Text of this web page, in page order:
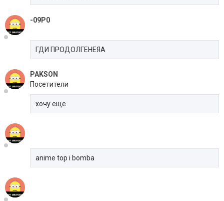
-09P0
ГДИ ПРОДОЛГЕНЕЯА
PAKSON
Посетители
хочу еще
anime top i bomba